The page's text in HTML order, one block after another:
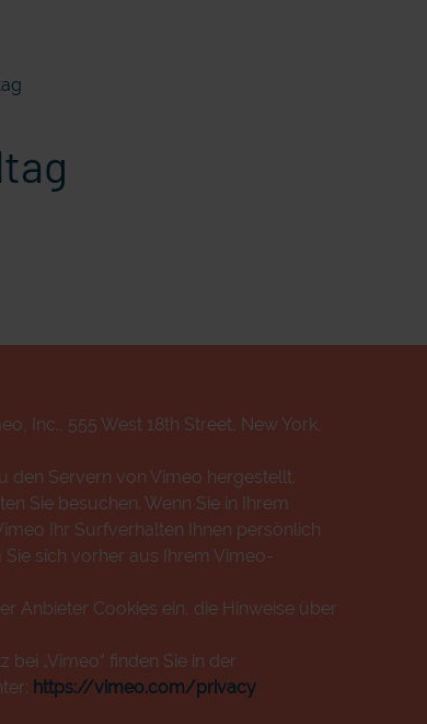
Inc., 555 West 18th Street, New York,
den Servern von Vimeo hergestellt.
Sie besuchen. Wenn Sie in Ihrem
Ihr Surfverhalten Ihnen persönlich
sich vorher aus Ihrem Vimeo-
Anbieter Cookies ein, die Hinweise über
„Vimeo“ finden Sie in der
https://vimeo.com/privacy